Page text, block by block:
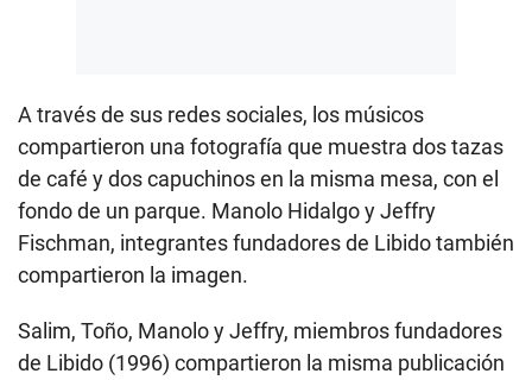
A través de sus redes sociales, los músicos
compartieron una fotografía que muestra dos tazas
de café y dos capuchinos en la misma mesa, con el
fondo de un parque. Manolo Hidalgo y Jeffry
Fischman, integrantes fundadores de Libido también
compartieron la imagen.
Salim, Toño, Manolo y Jeffry, miembros fundadores
de Libido (1996) compartieron la misma publicación